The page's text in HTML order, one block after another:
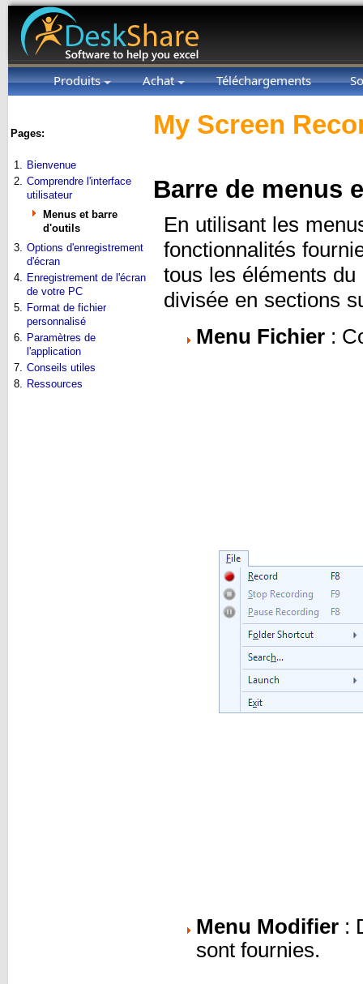
Produits Achat Téléchargements
Pages:
1. Bienvenue
2. Comprendre l'interface
utilisateur
Menus et barre
d'outils
3. Options d'enregistrement
d'écran
4. Enregistrement de l'écran
de votre PC
5. Format de fichier
personnalisé
6. Paramètres de
l'application
7. Conseils utiles
8. Ressources
My Screen
Barre de menus
En utilisant les
fonctionnalités
tous les éléments
divisée en sections
Menu Fichier :
Menu Modifier :
sont fournies.